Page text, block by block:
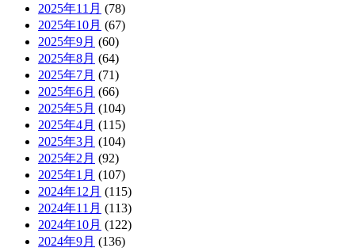
2025年11月 (78)
2025年10月 (67)
2025年9月 (60)
2025年8月 (64)
2025年7月 (71)
2025年6月 (66)
2025年5月 (104)
2025年4月 (115)
2025年3月 (104)
2025年2月 (92)
2025年1月 (107)
2024年12月 (115)
2024年11月 (113)
2024年10月 (122)
2024年9月 (136)